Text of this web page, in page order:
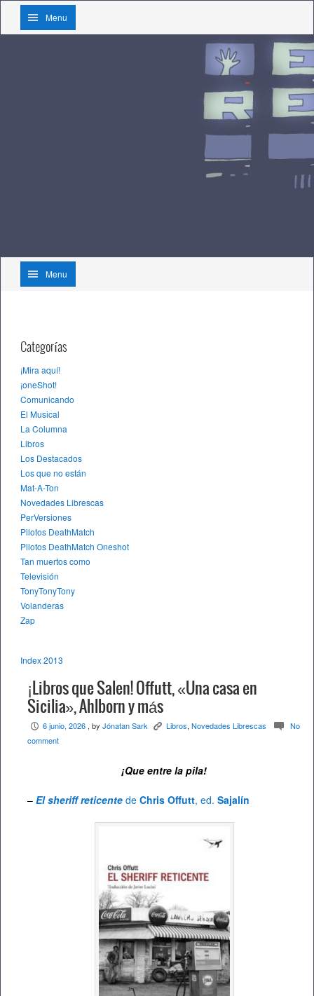
Menu
Menu
Categorías
¡Mira aquí!
¡oneShot!
Comunicando
El Musical
La Columna
Libros
Los Destacados
Los que no están
Mat-A-Ton
Novedades Librescas
PerVersiones
Pilotos DeathMatch
Pilotos DeathMatch Oneshot
Tan muertos como
Televisión
TonyTonyTony
Volanderas
Zap
Index 2013
¡Libros que Salen! Offutt, «Una casa en
Sicilia», Ahlborn y más
P 6 junio, 2026 , by Jónatan Sark K Libros,Novedades Librescas c No
comment
¡Que entre la pila!
– El sheriff reticente de Chris Offutt, ed. Sajalín